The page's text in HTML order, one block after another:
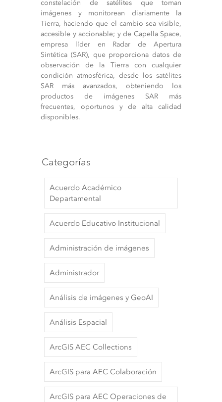
constelación de satélites que toman
imágenes y monitorean diariamente la
Tierra, haciendo que el cambio sea visible,
accesible y accionable; y de Capella Space,
empresa líder en Radar de Apertura
Sintética (SAR), que proporciona datos de
observación de la Tierra con cualquier
condición atmosférica, desde los satélites
SAR más avanzados, obteniendo los
productos de imágenes SAR más
frecuentes, oportunos y de alta calidad
disponibles.
Categorías
Acuerdo Académico
Departamental
Acuerdo Educativo Institucional
Administración de imágenes
Administrador
Análisis de imágenes y GeoAI
Análisis Espacial
ArcGIS AEC Collections
ArcGIS para AEC Colaboración
ArcGIS para AEC Operaciones de